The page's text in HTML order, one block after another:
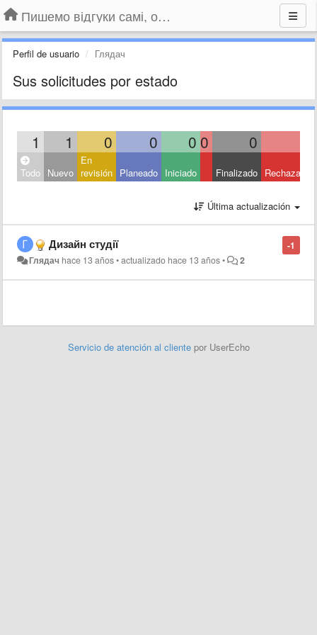
Пишемо відгуки самі, обговорюємо інші ідеї та пропозиції до Громадського Телебачення
Perfil de usuario Глядач
Sus solicitudes por estado
1 1 0 0 0 0 0
Todo Nuevo
En
revisión Planeado Iniciado Finalizado Rechazado
Última actualización
-1
Дизайн студії
Глядач hace 13 años•actualizado hace 13 años• 2
Servicio de atención al cliente por UserEcho